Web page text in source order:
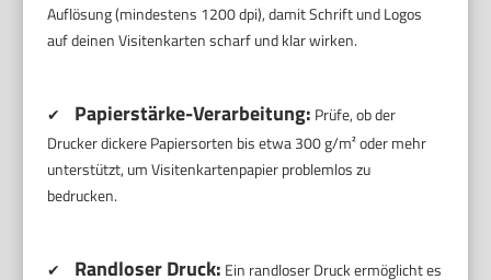
Auflösung (mindestens 1200 dpi), damit Schrift und Logos
auf deinen Visitenkarten scharf und klar wirken.
✔ Papierstärke-Verarbeitung: Prüfe, ob der
Drucker dickere Papiersorten bis etwa 300 g/m² oder mehr
unterstützt, um Visitenkartenpapier problemlos zu
bedrucken.
✔ Randloser Druck: Ein randloser Druck ermöglicht es